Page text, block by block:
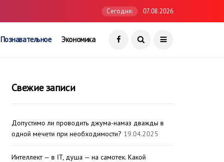
Сегодня: 07.08.2026
Познавательное Экономика
Свежие записи
Допустимо ли проводить джума-намаз дважды в
одной мечети при необходимости? 19.04.2025
Интеллект — в IT, душа — на самотек. Какой